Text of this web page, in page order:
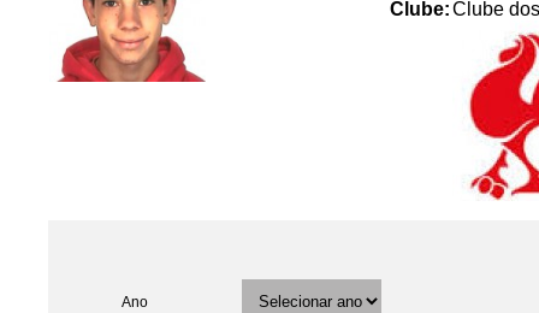
Clube:Clube
Ano